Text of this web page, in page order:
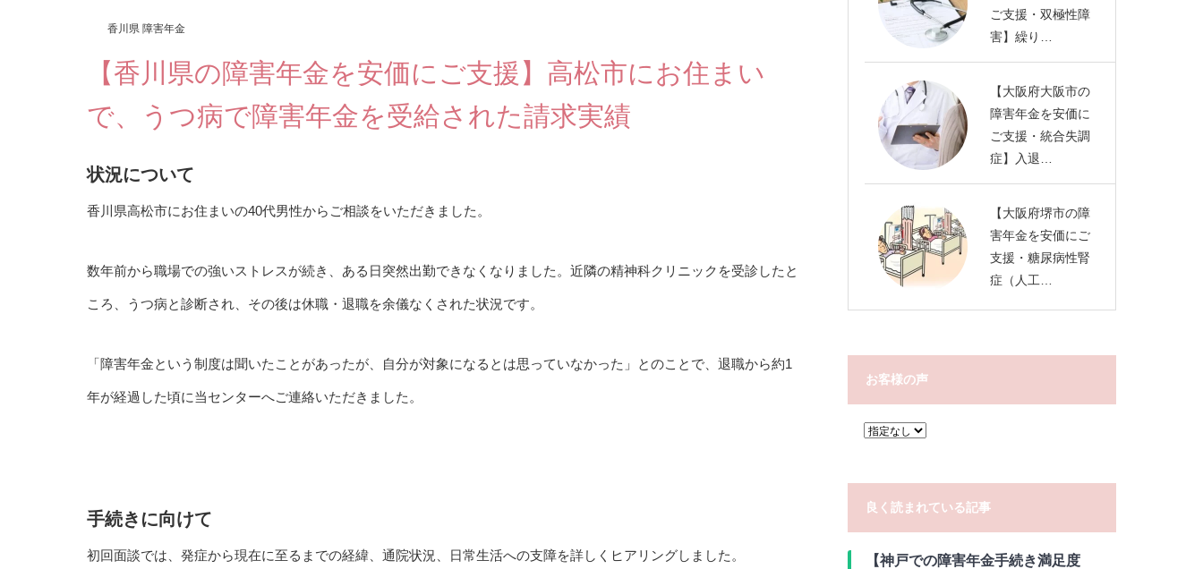
香川県 障害年金
【香川県の障害年金を安価にご支援】高松市にお住まい
で、うつ病で障害年金を受給された請求実績
状況について
香川県高松市にお住まいの40代男性からご相談をいただきました。
数年前から職場での強いストレスが続き、ある日突然出勤できなくなりました。近隣の精神科クリニックを受診したと
ころ、うつ病と診断され、その後は休職・退職を余儀なくされた状況です。
「障害年金という制度は聞いたことがあったが、自分が対象になるとは思っていなかった」とのことで、退職から約1
年が経過した頃に当センターへご連絡いただきました。
手続きに向けて
初回面談では、発症から現在に至るまでの経緯、通院状況、日常生活への支障を詳しくヒアリングしました。
ご支援・双極性障
害】繰り…
【大阪府大阪市の
障害年金を安価に
ご支援・統合失調
症】入退…
【大阪府堺市の障
害年金を安価にご
支援・糖尿病性腎
症（人工…
お客様の声
良く読まれている記事
【神戸での障害年金手続き満足度